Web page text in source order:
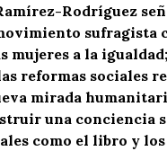
Rodríguez
sufragista
mujeres a la
reformas sociales
mirada
una conciencia
como el libro y